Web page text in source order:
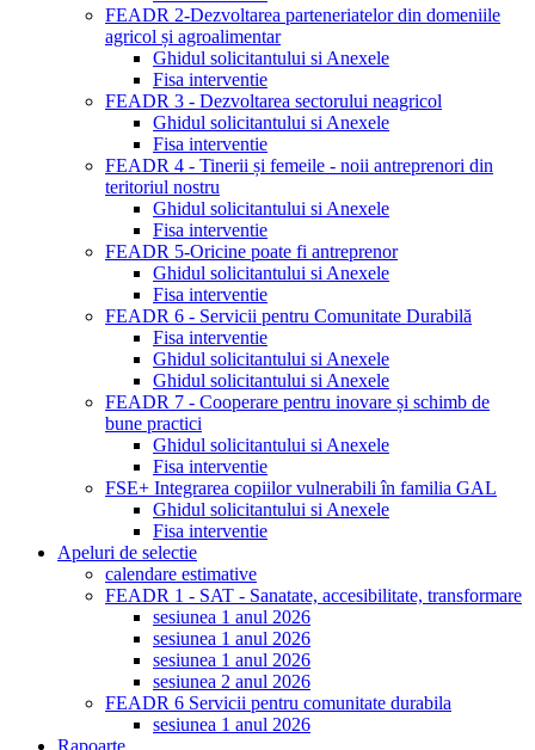
FEADR 2-Dezvoltarea parteneriatelor din domeniile
agricol și agroalimentar
Ghidul solicitantului si Anexele
Fisa interventie
FEADR 3 - Dezvoltarea sectorului neagricol
Ghidul solicitantului si Anexele
Fisa interventie
FEADR 4 - Tinerii și femeile - noii antreprenori din
teritoriul nostru
Ghidul solicitantului si Anexele
Fisa interventie
FEADR 5-Oricine poate fi antreprenor
Ghidul solicitantului si Anexele
Fisa interventie
FEADR 6 - Servicii pentru Comunitate Durabilă
Fisa interventie
Ghidul solicitantului si Anexele
Ghidul solicitantului si Anexele
FEADR 7 - Cooperare pentru inovare și schimb de
bune practici
Ghidul solicitantului si Anexele
Fisa interventie
FSE+ Integrarea copiilor vulnerabili în familia GAL
Ghidul solicitantului si Anexele
Fisa interventie
Apeluri de selectie
calendare estimative
FEADR 1 - SAT - Sanatate, accesibilitate, transformare
sesiunea 1 anul 2026
sesiunea 1 anul 2026
sesiunea 1 anul 2026
sesiunea 2 anul 2026
FEADR 6 Servicii pentru comunitate durabila
sesiunea 1 anul 2026
Rapoarte